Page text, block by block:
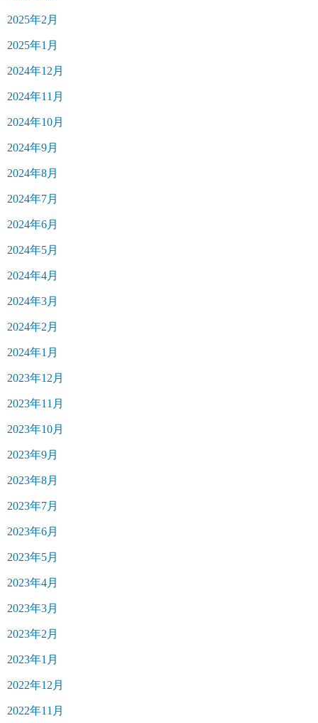
2025年2月
2025年1月
2024年12月
2024年11月
2024年10月
2024年9月
2024年8月
2024年7月
2024年6月
2024年5月
2024年4月
2024年3月
2024年2月
2024年1月
2023年12月
2023年11月
2023年10月
2023年9月
2023年8月
2023年7月
2023年6月
2023年5月
2023年4月
2023年3月
2023年2月
2023年1月
2022年12月
2022年11月